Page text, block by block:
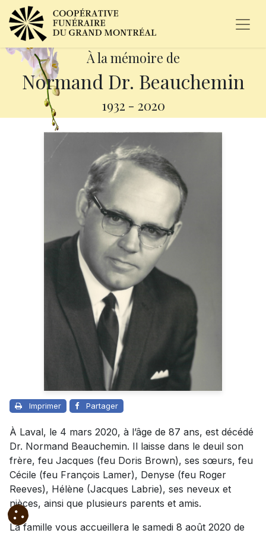
À la mémoire de
Normand Dr. Beauchemin
1932 - 2020
Imprimer Partager
À Laval, le 4 mars 2020, à l’âge de 87 ans, est décédé
Dr. Normand Beauchemin. Il laisse dans le deuil son
frère, feu Jacques (feu Doris Brown), ses sœurs, feu
Cécile (feu François Lamer), Denyse (feu Roger
Reeves), Hélène (Jacques Labrie), ses neveux et
nièces, ainsi que plusieurs parents et amis.
La famille vous accueillera le samedi 8 août 2020 de